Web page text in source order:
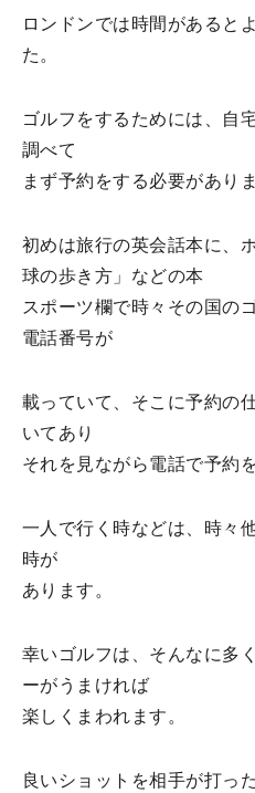
ロンドンでは時間があると
た。
ゴルフをするためには、自
調べて
まず予約をする必要がありま
初めは旅行の英会話本に、
球の歩き方」などの本
スポーツ欄で時々その国の
電話番号が
載っていて、そこに予約の
いてあり
それを見ながら電話で予約
一人で行く時などは、時々
時が
あります。
幸いゴルフは、そんなに多
ーがうまければ
楽しくまわれます。
良いショットを相手が打っ